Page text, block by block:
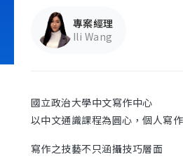
數位成長與技術專欄
立即諮詢
專案經理
Ili Wang
國立政治大學中文寫作中心
以中文通識課程為圓心，個人寫
寫作之技藝不只涵攝技巧層面